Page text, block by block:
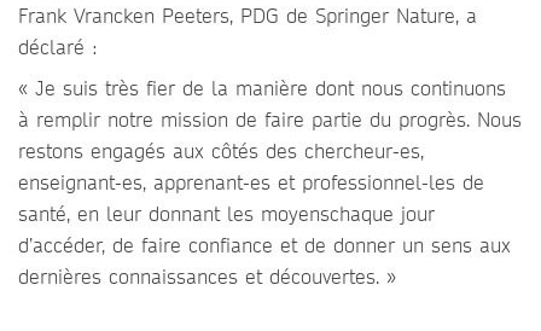
Frank Vrancken Peeters, PDG de Springer Nature, a
déclaré :
« Je suis très fier de la manière dont nous continuons
à remplir notre mission de faire partie du progrès. Nous
restons engagés aux côtés des chercheur-es,
enseignant-es, apprenant-es et professionnel-les de
santé, en leur donnant les moyenschaque jour
d’accéder, de faire confiance et de donner un sens aux
dernières connaissances et découvertes. »